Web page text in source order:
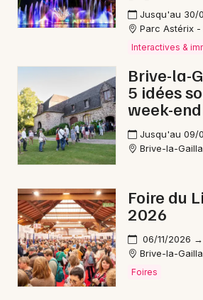
Jusqu'au 30/
Parc Astérix -
Interactives &
Brive-la-
5 idées
week-end
Jusqu'au 09/
Brive-la-
Foire du
2026
06/11/2026
Brive-la-
Foires